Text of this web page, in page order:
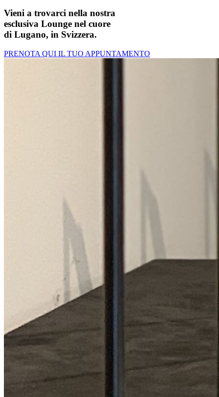
Vieni a trovarci nella nostra
esclusiva Lounge nel cuore
di Lugano, in Svizzera.
PRENOTA QUI IL TUO APPUNTAMENTO